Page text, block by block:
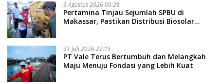
3 Agustus 2026 09:28
Pertamina Tinjau Sejumlah SPBU di
Makassar, Pastikan Distribusi Biosolar
31 Juli 2026 22:15
PT Vale Terus Bertumbuh dan Melangkah
Maju Menuju Fondasi yang Lebih Kuat